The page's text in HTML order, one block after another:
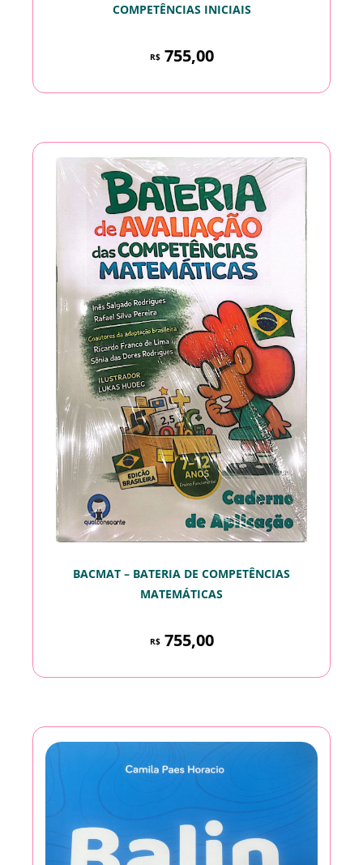
COMPETÊNCIAS INICIAIS
R$755,00
BACMAT – BATERIA DE COMPETÊNCIAS
MATEMÁTICAS
R$755,00